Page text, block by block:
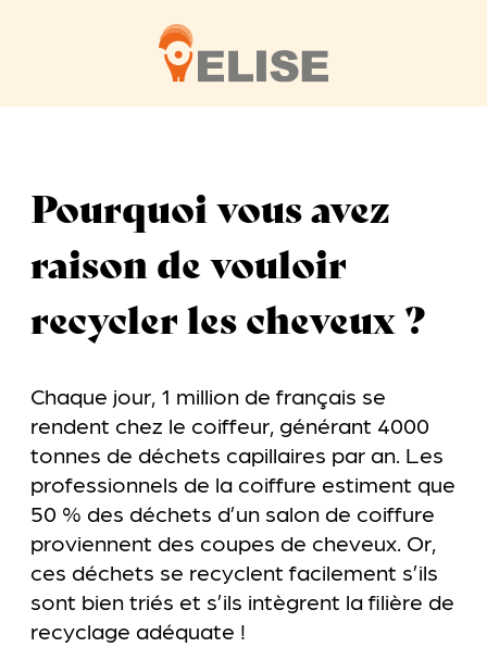
Pourquoi vous avez
raison de vouloir
recycler les cheveux ?
Chaque jour, 1 million de français se
rendent chez le coiffeur, générant 4000
tonnes de déchets capillaires par an. Les
professionnels de la coiffure estiment que
50 % des déchets d’un salon de coiffure
proviennent des coupes de cheveux. Or,
ces déchets se recyclent facilement s’ils
sont bien triés et s’ils intègrent la filière de
recyclage adéquate !